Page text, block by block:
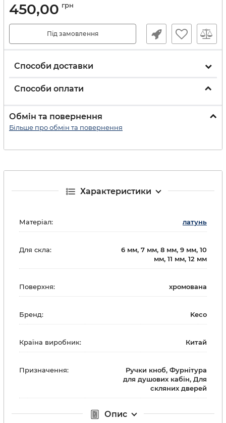
450,00 грн
Під замовлення
Способи доставки
Способи оплати
Обмін та повернення
Більше про обмін та повернення
Характеристики
Матеріал: латунь
Для скла:
6 мм, 7 мм, 8 мм, 9 мм, 10
мм, 11 мм, 12 мм
Поверхня: хромована
Бренд: Keco
Країна виробник: Китай
Призначення:
Ручки кноб, Фурнітура
для душових кабін, Для
скляних дверей
Опис